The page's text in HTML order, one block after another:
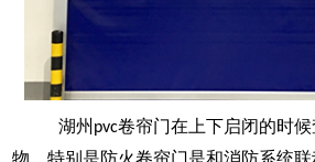
湖州 pvc卷帘门在上下启闭的时